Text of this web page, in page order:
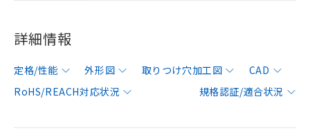
詳細情報
定格/性能 外形図 取りつけ穴加工図
CAD
RoHS/REACH対応状況
規格認証/適合状況